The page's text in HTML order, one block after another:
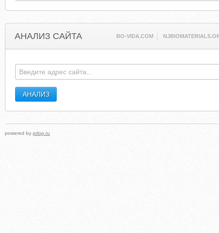
АНАЛИЗ САЙТА BO-VIDA.COM
powered by prlog.ru